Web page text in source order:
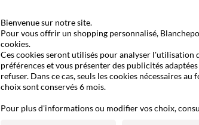
D'autres idées de
Bienvenue sur notre site.
Pour vous offrir un shopping personnalisé,
cookies.
Ces cookies seront utilisés pour analyser l'utilisation
préférences et vous présenter des publicités
refuser. Dans ce cas, seuls les cookies nécessaires
choix sont conservés 6 mois.
Pour plus d'informations ou modifier vos choix,